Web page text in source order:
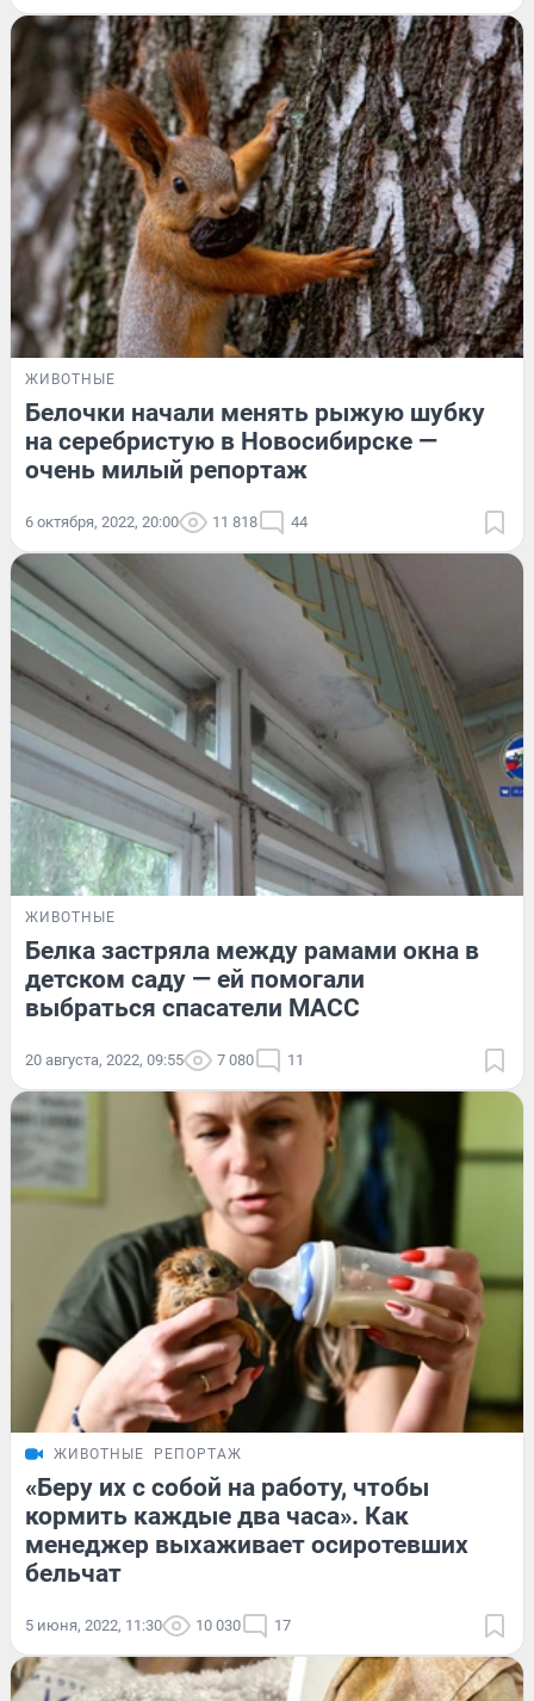
ЖИВОТНЫЕ
Белочки начали менять рыжую шубку
на серебристую в Новосибирске —
очень милый репортаж
6 октября, 2022, 20:00 11 818 44
ЖИВОТНЫЕ
Белка застряла между рамами окна в
детском саду — ей помогали
выбраться спасатели МАСС
20 августа, 2022, 09:55 7 080 11
ЖИВОТНЫЕ РЕПОРТАЖ
«Беру их с собой на работу, чтобы
кормить каждые два часа». Как
менеджер выхаживает осиротевших
бельчат
5 июня, 2022, 11:30 10 030 17